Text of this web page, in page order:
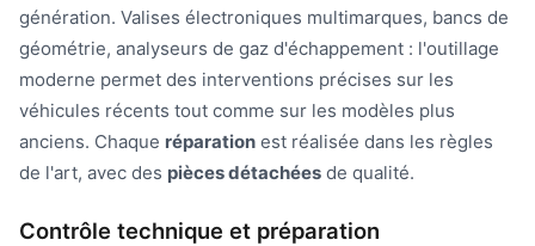
génération. Valises électroniques multimarques, bancs de
géométrie, analyseurs de gaz d'échappement : l'outillage
moderne permet des interventions précises sur les
véhicules récents tout comme sur les modèles plus
anciens. Chaque réparation est réalisée dans les règles
de l'art, avec des pièces détachées de qualité.
Contrôle technique et préparation